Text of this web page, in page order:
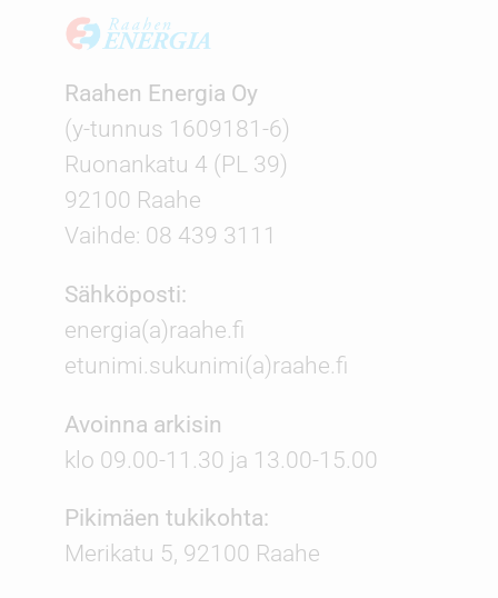
Raahen Energia Oy
(y-tunnus 1609181-6)
Ruonankatu 4 (PL 39)
92100 Raahe
Vaihde: 08 439 3111
Sähköposti:
energia(a)raahe.fi
etunimi.sukunimi(a)raahe.fi
Avoinna arkisin
klo 09.00-11.30 ja 13.00-15.00
Pikimäen tukikohta:
Merikatu 5, 92100 Raahe